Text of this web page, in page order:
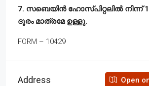
7. സബെയിൻ ഹോസ്പിറ്റലിൽ നിന്ന് 1
ദൂരം മാത്രമേ ഉള്ളു.
FORM – 10429
Address Open